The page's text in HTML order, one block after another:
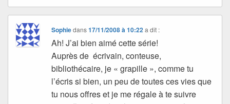
Sophiedans17/11/2008 à 10:22 a dit :
Ah! J’ai bien aimé cette série!
Auprès de écrivain, conteuse,
bibliothécaire, je « grapille », comme tu
l’écris si bien, un peu de toutes ces vies que
tu nous offres et je me régale à te suivre